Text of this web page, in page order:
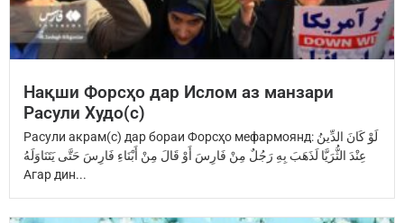
Нақши Форсҳо дар Ислом аз манзари
Расули Худо(с)
Расули акрам(с) дар бораи Форсҳо мефармоянд: ‏لَوْ كَانَ الدِّينُ
عِنْدَ ‏الثُّرَيَّا‏ ‏لَذَهَبَ بِهِ رَجُلٌ مِنْ فَارِسَ ‏أَوْ قَالَ مِنْ أَبْنَاءِ فَارِسَ ‏حَتَّى يَتَنَاوَلَهُ
Агар дин...